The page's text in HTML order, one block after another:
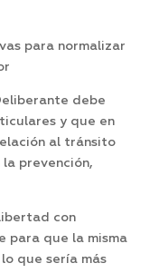
para normalizar
debe
y que en
al tránsito
prevención,
con
para que la misma
que sería más